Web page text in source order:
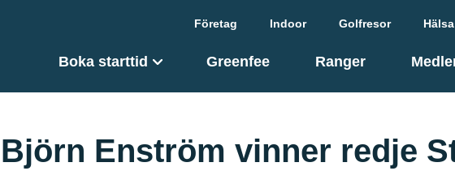
Företag Indoor Golfresor Hälsa
Boka starttid Greenfee Ranger
Björn Enström vinner redje